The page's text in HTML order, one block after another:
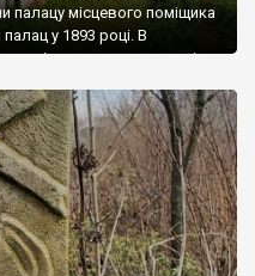
палацу місцевого поміщика
у 1893 році. В
містилася школа, потім
лікарню. Коли із
не […]